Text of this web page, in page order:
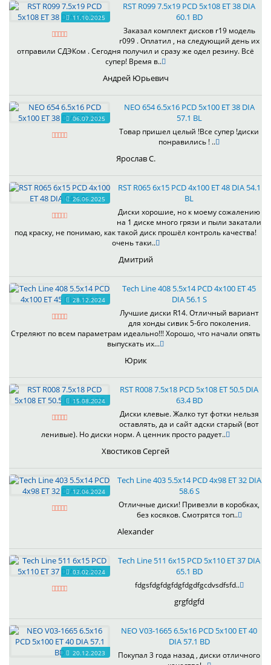
11.10.2025
RST R099 7.5x19 PCD 5x108 ET 38 DIA
60.1 BD
Заказал комплект дисков r19 модель
r099 . Оплатил , на следующий день их
отправили СДЭКом . Сегодня получил и сразу же одел резину. Всё
супер! Время в..
Андрей Юрьевич
06.07.2025
NEO 654 6.5x16 PCD 5x100 ET 38 DIA
57.1 BL
Товар пришел целый !Все супер !диски
понравились ! ..
Ярослав С.
26.06.2025
RST R065 6x15 PCD 4x100 ET 48 DIA 54.1
BL
Диски хорошие, но к моему сожалению
на 1 диске много грязи и пыли закатали
под краску, не понимаю, как такой диск прошёл контроль качества!
очень таки..
Дмитрий
28.12.2024
Tech Line 408 5.5x14 PCD 4x100 ET 45
DIA 56.1 S
Лучшие диски R14. Отличный вариант
для хонды сивик 5-6го поколения.
Стреляют по всем параметрам идеально!!! Хорошо, что начали опять
выпускать их...
Юрик
15.08.2024
RST R008 7.5x18 PCD 5x108 ET 50.5 DIA
63.4 BD
Диски клевые. Жалко тут фотки нельзя
оставлять, да и сайт адски старый (вот
ленивые). Но диски норм. А ценник просто радует..
Хвостиков Сергей
12.04.2024
Tech Line 403 5.5x14 PCD 4x98 ET 32 DIA
58.6 S
Отличные диски! Привезли в коробках,
без косяков. Смотрятся топ..
Alexander
03.02.2024
Tech Line 511 6x15 PCD 5x110 ET 37 DIA
65.1 BD
fdgsfdgfdgfdgfdgdfgcdvsdfsfd..
grgfdgfd
20.12.2023
NEO V03-1665 6.5x16 PCD 5x100 ET 40
DIA 57.1 BD
Покупал 3 года назад , диски отличного